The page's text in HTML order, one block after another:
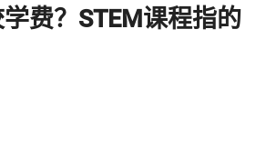
费？STEM课程指的